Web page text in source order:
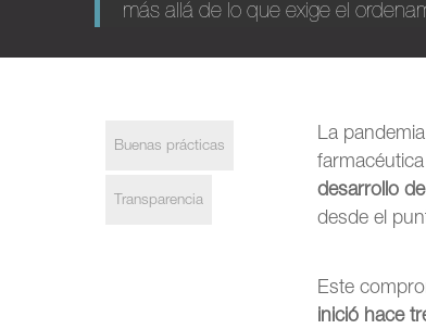
más allá de lo que exige el
Buenas prácticas
Transparencia
La
desarrollo
desde el
Este
inició hace